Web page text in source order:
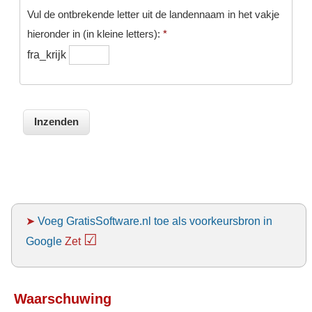
Vul de ontbrekende letter uit de landennaam in het vakje
hieronder in (in kleine letters): *
fra_krijk
➤ Voeg GratisSoftware.nl toe als voorkeursbron in
Google Zet ☑
Waarschuwing